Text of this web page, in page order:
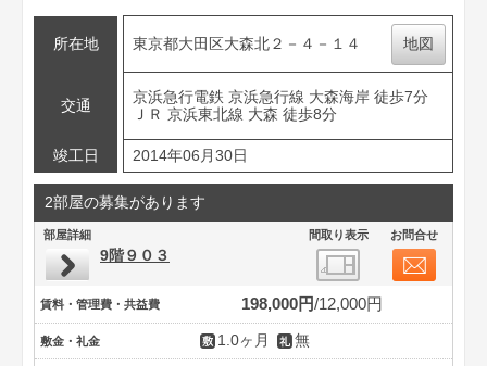
所在地 東京都大田区大森北２－４－１４ 地図
交通
京浜急行電鉄 京浜急行線 大森海岸 徒歩7分
ＪＲ 京浜東北線 大森 徒歩8分
竣工日 2014年06月30日
2部屋の募集があります
部屋詳細 間取り表示 お問合せ
9階９０３
賃料・管理費・共益費 198,000円 12,000円
敷金・礼金 1.0ヶ月 無